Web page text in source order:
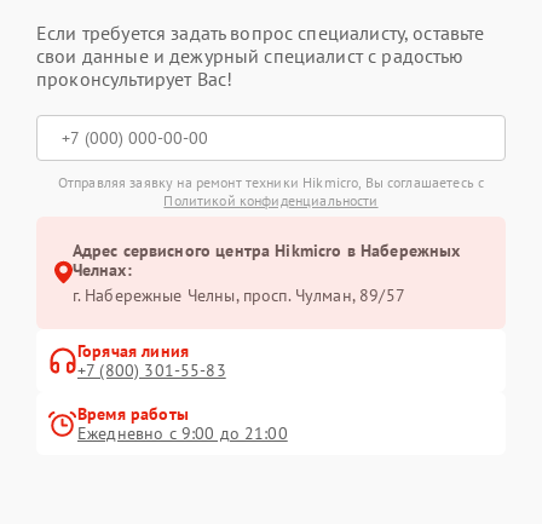
Если требуется задать вопрос специалисту, оставьте
свои данные и дежурный специалист с радостью
проконсультирует Вас!
Отправляя заявку на ремонт техники Hikmicro, Вы соглашаетесь с
Политикой конфиденциальности
Адрес сервисного центра Hikmicro в Набережных
Челнах:
г. Набережные Челны, просп. Чулман, 89/57
Горячая линия
+7 (800) 301-55-83
Время работы
Ежедневно с 9:00 до 21:00